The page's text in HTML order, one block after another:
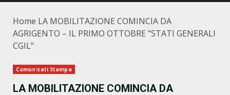
Home LA MOBILITAZIONE COMINCIA DA
AGRIGENTO – IL PRIMO OTTOBRE “STATI GENERALI
CGIL”
Comunicati Stampa
LA MOBILITAZIONE COMINCIA DA